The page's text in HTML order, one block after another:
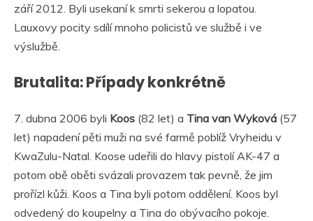
září 2012. Byli usekaní k smrti sekerou a lopatou.
Lauxovy pocity sdílí mnoho policistů ve službě i ve
výslužbě.
Brutalita: Případy konkrétně
7. dubna 2006 byli Koos (82 let) a Tina van Wyková (57
let) napadení pěti muži na své farmě poblíž Vryheidu v
KwaZulu-Natal. Koose udeřili do hlavy pistolí AK-47 a
potom obě oběti svázali provazem tak pevně, že jim
prořízl kůži. Koos a Tina byli potom oddělení. Koos byl
odvedený do koupelny a Tina do obývacího pokoje.